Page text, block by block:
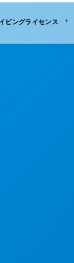
ビングライセンス